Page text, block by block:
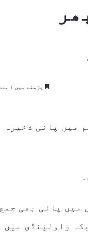
پڑھنے میں ۱ منٹ
میں پانی ذخیرہ
میں پانی بھی جمع
راولپنڈی میں